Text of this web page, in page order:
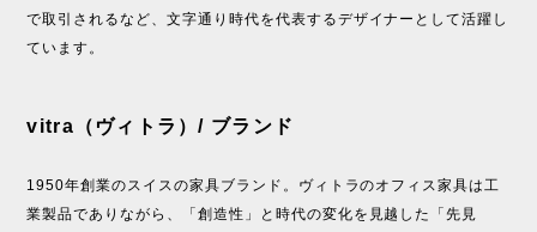
で取引されるなど、文字通り時代を代表するデザイナーとして活躍し
ています。
vitra（ヴィトラ）/ ブランド
1950年創業のスイスの家具ブランド。ヴィトラのオフィス家具は工
業製品でありながら、「創造性」と時代の変化を見越した「先見